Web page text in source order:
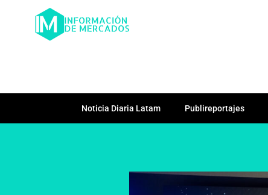
Noticia Diaria Latam Publireportajes